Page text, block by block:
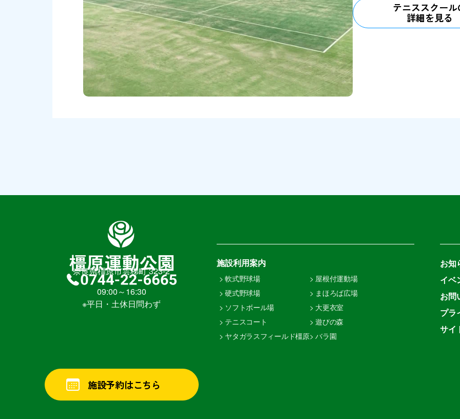
テニススクール
詳細を見る
奈良県橿原市雲梯町 323-2
09:00～16:30
※平日・土休日問わず
施設利用案内
> 軟式野球場
> 硬式野球場
> ソフトボール場
> テニスコート
> ヤタガラスフィールド橿原
> 屋根付運動場
> まほろば広場
> 大更衣室
> 遊びの森
> バラ園
お知
イベ
お問
プラ
サイ
施設予約はこちら